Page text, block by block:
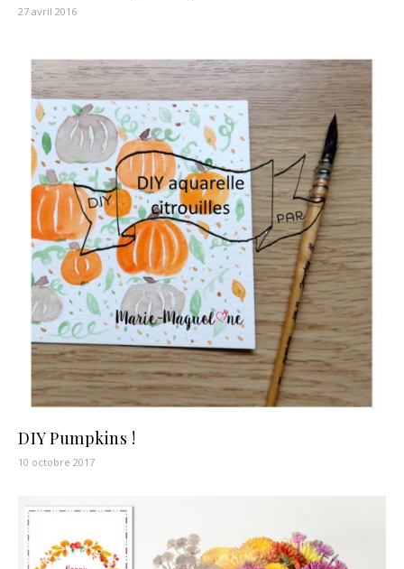
27 avril 2016
DIY Pumpkins !
10 octobre 2017